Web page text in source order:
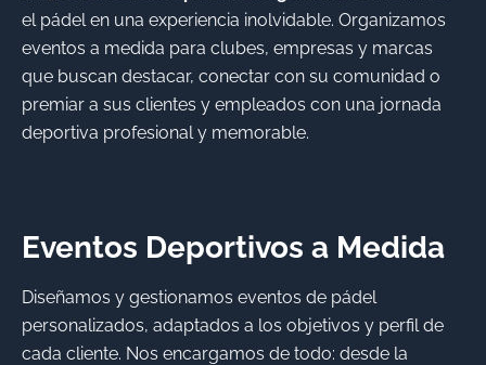
el pádel en una experiencia inolvidable. Organizamos
eventos a medida para clubes, empresas y marcas
que buscan destacar, conectar con su comunidad o
premiar a sus clientes y empleados con una jornada
deportiva profesional y memorable.
Eventos Deportivos a Medida
Diseñamos y gestionamos eventos de pádel
personalizados, adaptados a los objetivos y perfil de
cada cliente. Nos encargamos de todo: desde la